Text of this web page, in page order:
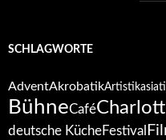
SCHLAGWORTE
AdventAkrobatikArtistik
BühneCafé
deutsche KücheFestival